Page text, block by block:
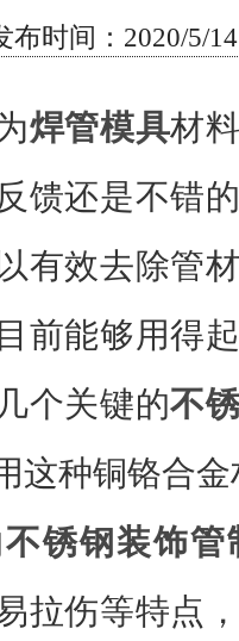
时间：2020/5/
焊管模具材
馈还是不错
有效去除管
前能够用得
个关键的不
这种铜铬合
不锈钢装饰管
拉伤等特点